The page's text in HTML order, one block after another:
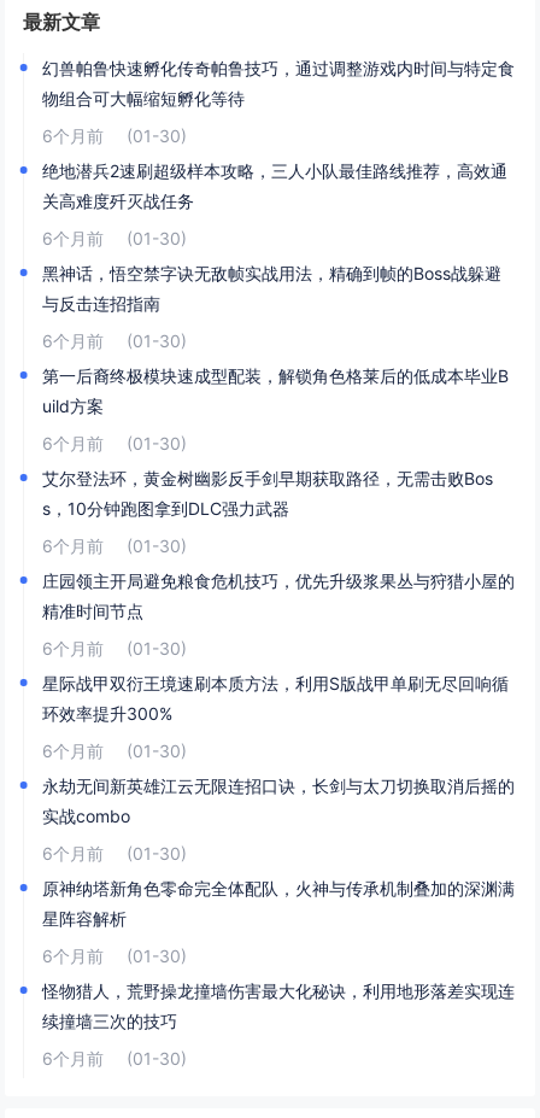
最新文章
幻兽帕鲁快速孵化传奇帕鲁技巧，通过调整游戏内时间与特定食
物组合可大幅缩短孵化等待
6个月前
(01-30)
绝地潜兵2速刷超级样本攻略，三人小队最佳路线推荐，高效通
关高难度歼灭战任务
6个月前
(01-30)
黑神话，悟空禁字诀无敌帧实战用法，精确到帧的Boss战躲避
与反击连招指南
6个月前
(01-30)
第一后裔终极模块速成型配装，解锁角色格莱后的低成本毕业B
uild方案
6个月前
(01-30)
艾尔登法环，黄金树幽影反手剑早期获取路径，无需击败Bos
s，10分钟跑图拿到DLC强力武器
6个月前
(01-30)
庄园领主开局避免粮食危机技巧，优先升级浆果丛与狩猎小屋的
精准时间节点
6个月前
(01-30)
星际战甲双衍王境速刷本质方法，利用S版战甲单刷无尽回响循
环效率提升300%
6个月前
(01-30)
永劫无间新英雄江云无限连招口诀，长剑与太刀切换取消后摇的
实战combo
6个月前
(01-30)
原神纳塔新角色零命完全体配队，火神与传承机制叠加的深渊满
星阵容解析
6个月前
(01-30)
怪物猎人，荒野操龙撞墙伤害最大化秘诀，利用地形落差实现连
续撞墙三次的技巧
6个月前
(01-30)